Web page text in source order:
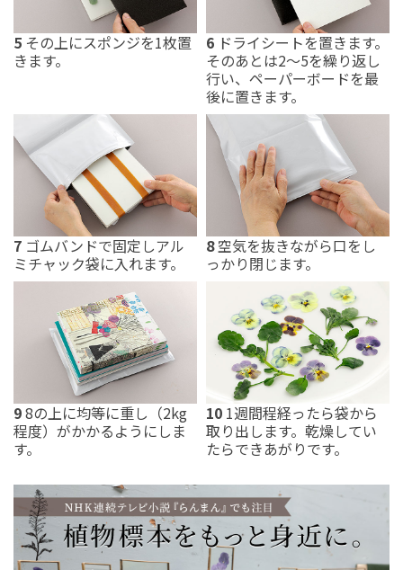
5 その上にスポンジを1枚置
きます。
6 ドライシートを置きます。
そのあとは2～5を繰り返し
行い、ペーパーボードを最
後に置きます。
7 ゴムバンドで固定しアル
ミチャック袋に入れます。
8空気を抜きながら口をし
っかり閉じます。
98の上に均等に重し（2kg
程度）がかかるようにしま
す。
10 1週間程経ったら袋から
取り出します。乾燥してい
たらできあがりです。